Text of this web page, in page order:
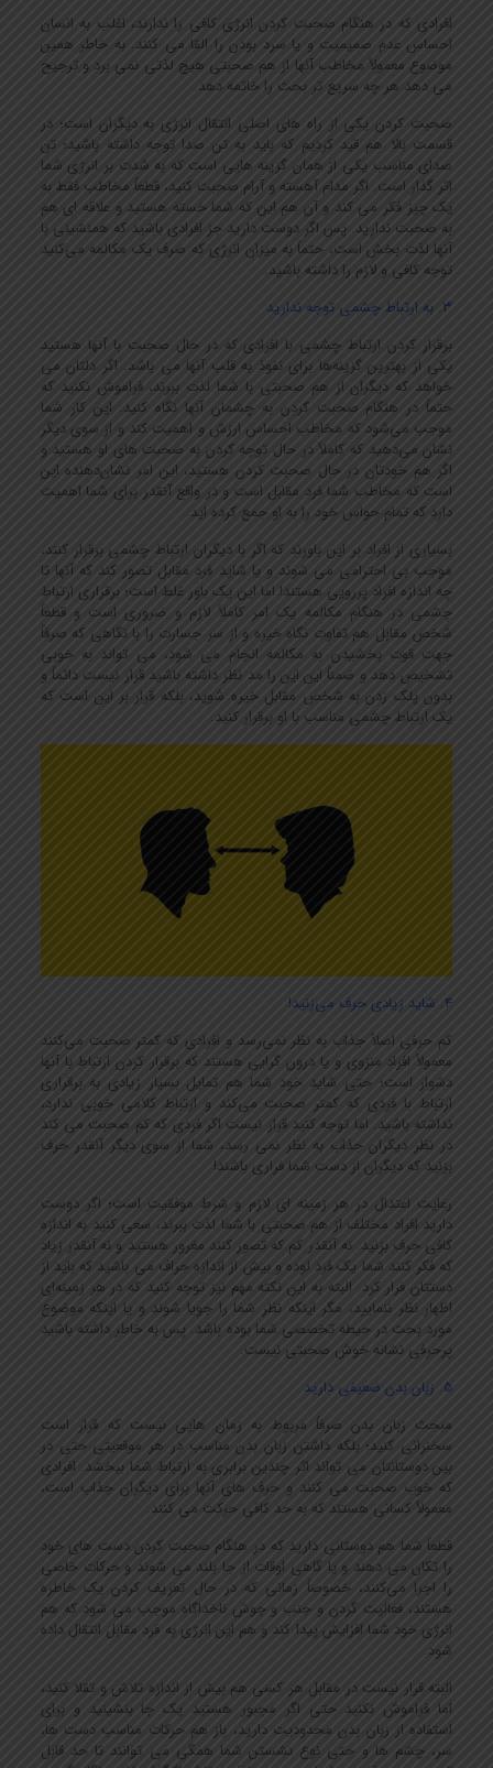
افرادی که در هنگام صحبت کردن انرژی کافی را ندارند، اغلب به انسان
احساس عدم صمیمیت و یا سرد بودن را القا می کنند. به خاطر همین
موضوع معمولاً مخاطب آنها از هم صحبتی هیچ لذتی نمی برد و ترجیح
می دهد هر چه سریع تر بحث را خاتمه دهد.
صحبت کردن یکی از راه های اصلی انتقال انرژی به دیگران است؛ در
قسمت بالا هم قید کردیم که باید به تن صدا توجه داشته باشید؛ تن
صدای مناسب یکی از همان گزینه هایی است که به شدت بر انرژی شما
اثر گذار است. اگر مدام آهسته و آرام صحبت کنید، قطعاً مخاطب فقط به
یک چیز فکر می کند و آن هم این که شما خسته هستید و علاقه ای هم
به صحبت ندارید. پس اگر دوست دارید جز افرادی باشید که همنشینی با
آنها لذت بخش است، حتماً به میزان انرژی که صرف یک مکالمه می‌کنید
توجه کافی و لازم را داشته باشید.
3. به ارتباط چشمی توجه ندارید
برقرار کردن ارتباط چشمی با افرادی که در حال صحبت با آنها هستید
یکی از بهترین گزینه‌ها برای نفوذ به قلب آنها می باشد. اگر دلتان می
خواهد که دیگران از هم صحبتی با شما لذت ببرند، فراموش نکنید که
حتماً در هنگام صحبت کردن به چشمان آنها نگاه کنید. این کار شما
موجب می‌شود که مخاطب احساس ارزش و اهمیت کند و از سوی دیگر
نشان می‌دهید که کاملاً در حال توجه کردن به صحبت های او هستید و
اگر هم خودتان در حال صحبت کردن هستید، این امر نشان‌دهنده این
است که مخاطب شما فرد مقابل است و در واقع آنقدر برای شما اهمیت
دارد که تمام حواس خود را به او جمع کرده اید.
بسیاری از افراد بر این باورند که اگر با دیگران ارتباط چشمی برقرار کنند،
موجب بی احترامی می شوند و یا شاید فرد مقابل تصور کند که آنها تا
چه اندازه افراد پررویی هستند! اما این یک باور غلط است؛ برقراری ارتباط
چشمی در هنگام مکالمه یک امر کاملاً لازم و ضروری است و قطعاً
شخص مقابل هم تفاوت نگاه خیره و از سر جسارت را با نگاهی که صرفاً
جهت قوت بخشیدن به مکالمه انجام می شود، می تواند به خوبی
تشخیص دهد و ضمناً این این را مد نظر داشته باشید قرار نیست دائماً و
بدون پلک زدن به شخص مقابل خیره شوید، بلکه قرار بر این است که
یک ارتباط چشمی مناسب با او برقرار کنید.
4. شاید زیادی حرف می‌زنید!
کم حرفی اصلاً جذاب به نظر نمی‌رسد و افرادی که کمتر صحبت می‌کنند
معمولاً افراد منزوی و یا درون گرایی هستند که برقرار کردن ارتباط با آنها
دشوار است؛ حتی شاید خود شما هم تمایل بسیار زیادی به برقراری
ارتباط با فردی که کمتر صحبت می‌کند و ارتباط کلامی خوبی ندارد،
نداشته باشید. اما توجه کنید قرار نیست اگر فردی که کم صحبت می کند
در نظر دیگران جذاب به نظر نمی رسد، شما از سوی دیگر آنقدر حرف
بزنید که دیگران از دست شما فراری باشند!
رعایت اعتدال در هر زمینه ای لازم و شرط موفقیت است؛ اگر دوست
دارید افراد مختلف از هم صحبتی با شما لذت ببرند، سعی کنید به اندازه
کافی حرف بزنید. نه آنقدر کم که تصور کنند مغرور هستید و نه آنقدر زیاد
که فکر کنند شما یک فرد لوده و بیش از اندازه حراف می باشید که باید از
دستتان فرار کرد. البته به این نکته مهم نیز توجه کنید که در هر زمینه‌ای
اظهار نظر ننمایید، مگر اینکه نظر شما را جویا شوند و یا اینکه موضوع
مورد بحث در حیطه تخصصی شما بوده باشد. پس به خاطر داشته باشید
پرحرفی نشانه خوش صحبتی نیست.
5. زبان بدن ضعیفی دارید
مبحث زبان بدن صرفاً مربوط به زمان هایی نیست که قرار است
سخنرانی کنید؛ بلکه داشتن زبان بدن مناسب در هر موقعیتی حتی در
بین دوستانتان می تواند اثر چندین برابری به ارتباط شما ببخشد. افرادی
که خوب صحبت می کنند و حرف های آنها برای دیگران جذاب است،
معمولاً کسانی هستند که به حد کافی حرکت می کنند.
قطعاً شما هم دوستانی دارید که در هنگام صحبت کردن دست های خود
را تکان می دهند و یا گاهی اوقات از جا بلند می شوند و حرکات خاصی
را اجرا می‌کنند، خصوصاً زمانی که در حال تعریف کردن یک خاطره
هستند، فعالیت گردن و جنب و جوش ناخداگاه موجب می شود که هم
انرژی خود شما افزایش پیدا کند و هم این انرژی به فرد مقابل انتقال داده
شود.
البته قرار نیست در مقابل هر کسی هم بیش از اندازه تلاش و تقلا کنید،
اما فراموش نکنید حتی اگر مجبور هستید یک جا بنشینید و برای
استفاده از زبان بدن محدودیت دارید، باز هم حرکات مناسب دست ها،
سر، چشم ها و حتی نوع نشستن شما همگی می توانند تا حد قابل